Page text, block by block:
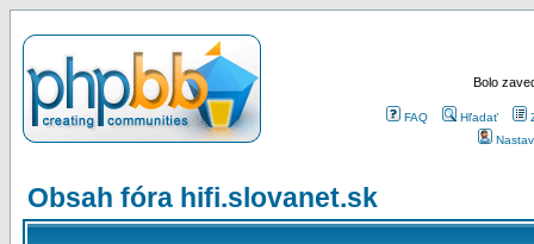
Bolo
FAQ Hľadať
Obsah fóra hifi.slovanet.sk